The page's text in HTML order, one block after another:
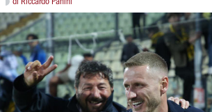
di Riccardo Panini